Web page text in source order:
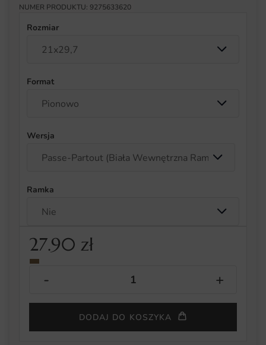
NUMER PRODUKTU: 9275633620
Rozmiar
Format
Wersja
Ramka
27.90 zł
DODAJ DO KOSZYKA